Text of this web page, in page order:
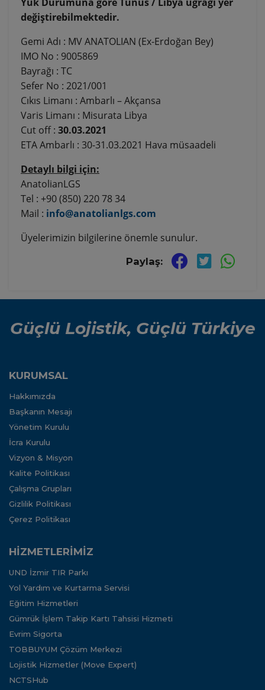
değiştirebilmektedir.
Gemi Adı : MV ANATOLIAN (Ex-Erdoğan Bey)
IMO No : 9005869
Bayrağı : TC
Sefer No : 2021/001
Cıkıs Limanı : Ambarlı – Akçansa
Varis Limanı : Misurata Libya
Cut off : 30.03.2021
ETA Ambarlı : 30-31.03.2021 Hava müsaadeli
Detaylı bilgi için:
AnatolianLGS
Tel : +90 (850) 220 78 34
Mail : info@anatolianlgs.com
Üyelerimizin bilgilerine önemle sunulur.
Paylaş:
Güçlü Lojistik, Güçlü Türkiye
KURUMSAL
Hakkımızda
Başkanın Mesajı
Yönetim Kurulu
İcra Kurulu
Vizyon & Misyon
Kalite Politikası
Çalışma Grupları
Gizlilik Politikası
Çerez Politikası
HİZMETLERİMİZ
UND İzmir TIR Parkı
Yol Yardım ve Kurtarma Servisi
Eğitim Hizmetleri
Gümrük İşlem Takip Kartı Tahsisi Hizmeti
Evrim Sigorta
TOBBUYUM Çözüm Merkezi
Lojistik Hizmetler (Move Expert)
NCTSHub